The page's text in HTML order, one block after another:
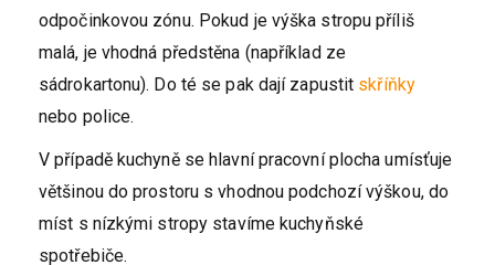
odpočinkovou zónu. Pokud je výška stropu příliš
malá, je vhodná předstěna (například ze
sádrokartonu). Do té se pak dají zapustit skříňky
nebo police.
V případě kuchyně se hlavní pracovní plocha umísťuje
většinou do prostoru s vhodnou podchozí výškou, do
míst s nízkými stropy stavíme kuchyňské
spotřebiče.